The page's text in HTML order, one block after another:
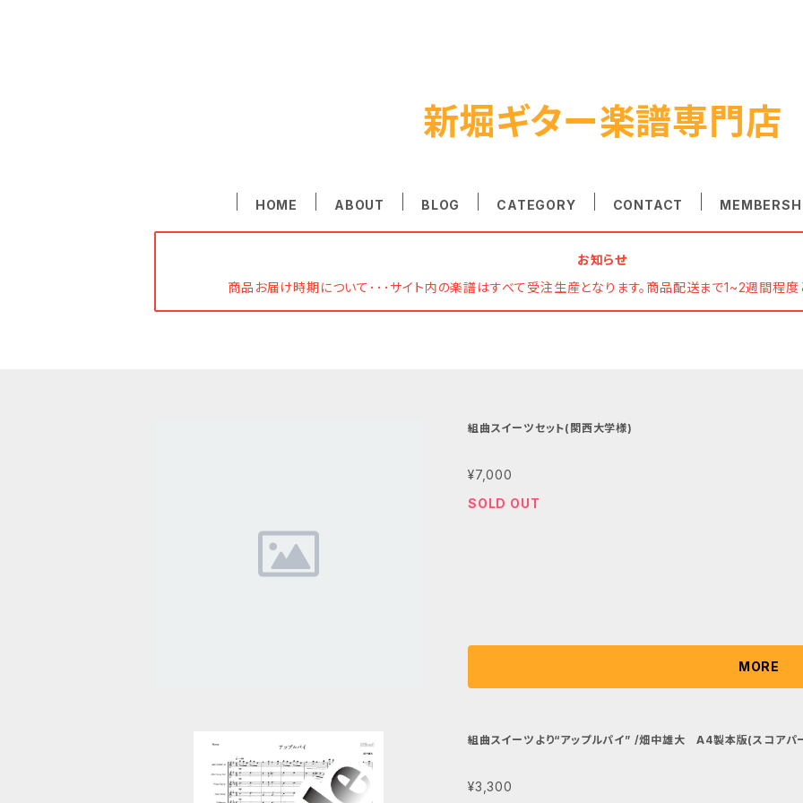
新堀ギター楽譜専門店
HOME ABOUT BLOG CATEGORY CONTACT
お知らせ
商品お届け時期について･･･サイト内の楽譜はすべて受注生産となります。商品配送まで1~2週間程度
組曲スイーツセット(関西大学様)
¥7,000
SOLD OUT
MORE
組曲スイーツより“アップルパイ” /畑中雄大 A4製本版(スコアパ
¥3,300